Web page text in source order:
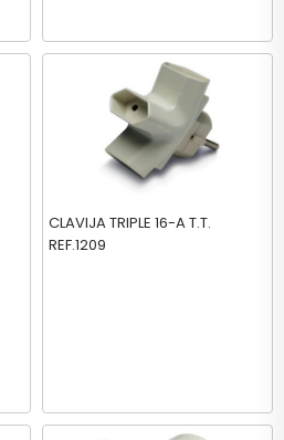
CLAVIJA TRIPLE 16-A T.T.
REF.1209